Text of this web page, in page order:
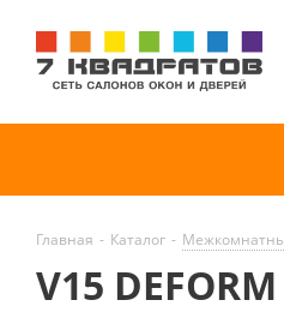
Главная - Каталог -
V15